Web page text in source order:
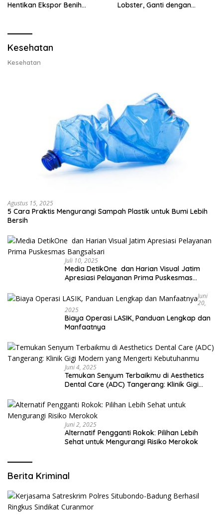
Hentikan Ekspor Benih
Lobster, Ganti dengan
Kesehatan
Kesehatan
Agustus 15, 2025
5 Cara Praktis Mengurangi Sampah Plastik untuk Bumi Lebih
Bersih
Juli 10, 2025
Media DetikOne dan Harian Visual Jatim
Apresiasi Pelayanan Prima Puskesmas
Juni
20,
2025
Biaya Operasi LASIK, Panduan Lengkap dan
Manfaatnya
Juni 4, 2025
Temukan Senyum Terbaikmu di Aesthetics
Dental Care (ADC) Tangerang: Klinik Gigi
Juni 2, 2025
Alternatif Pengganti Rokok: Pilihan Lebih
Sehat untuk Mengurangi Risiko Merokok
Berita Kriminal